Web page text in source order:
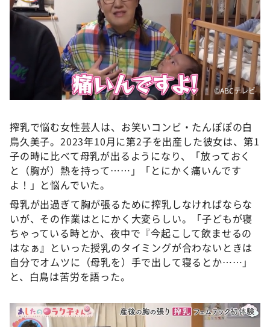
©️ABCテレビ
搾乳で悩む女性芸人は、お笑いコンビ・たんぽぽの白
鳥久美子。2023年10月に第2子を出産した彼女は、第1
子の時に比べて母乳が出るようになり、「放っておく
と（胸が）熱を持って……」「とにかく痛いんです
よ！」と悩んでいた。
母乳が出過ぎて胸が張るために搾乳しなければならな
いが、その作業はとにかく大変らしい。「子どもが寝
ちゃっている時とか、夜中で『今起こして飲ませるの
はなぁ』といった授乳のタイミングが合わないときは
自分でオムツに（母乳を）手で出して寝るとか……」
と、白鳥は苦労を語った。